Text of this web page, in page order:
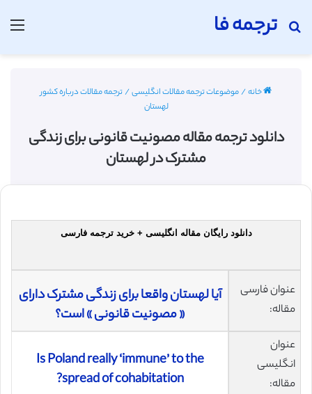
ترجمه فا
جستجو برای
خانه/موضوعات ترجمه مقالات انگلیسی/ترجمه مقالات درباره کشور
لهستان
دانلود ترجمه مقاله مصونیت قانونی برای زندگی
مشترک در لهستان
دانلود رایگان مقاله انگلیسی + خرید ترجمه فارسی
عنوان فارسی
مقاله:
آیا لهستان واقعا برای زندگی مشترک دارای
« مصونیت قانونی » است؟
عنوان
انگلیسی
مقاله:
Is Poland really ‘immune’ to the
spread of cohabitation?